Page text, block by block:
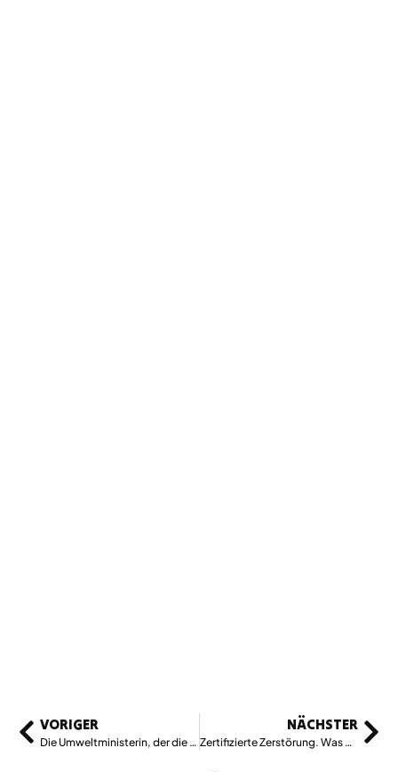
VORIGER
Die Umweltministerin, der die Umwelt egal ist: So tickt Elisabeth Köstinger
NÄCHSTER
Zertifizierte Zerstörung. Was hinter den „Gütesiegeln“ im Supermarkt steckt